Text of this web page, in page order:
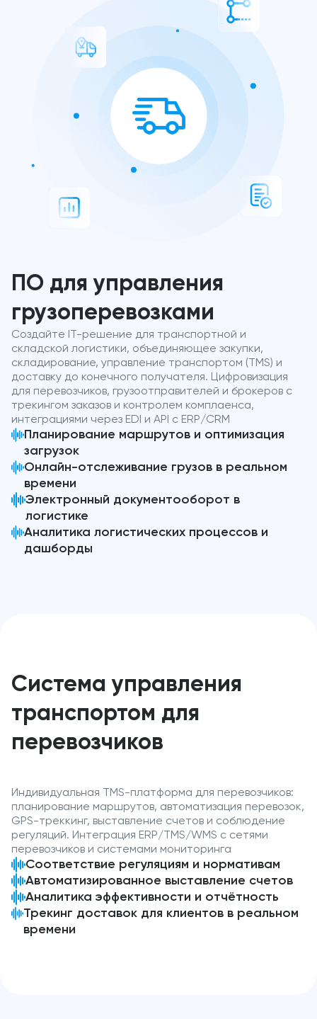
ПО для управления
грузоперевозками
Создайте IT-решение для транспортной и
складской логистики, объединяющее закупки,
складирование, управление транспортом (TMS) и
доставку до конечного получателя. Цифровизация
для перевозчиков, грузоотправителей и брокеров с
трекингом заказов и контролем комплаенса,
интеграциями через EDI и API с ERP/CRM
Планирование маршрутов и оптимизация
загрузок
Онлайн-отслеживание грузов в реальном
времени
Электронный документооборот в
логистике
Аналитика логистических процессов и
дашборды
Система управления
транспортом для
перевозчиков
Индивидуальная TMS-платформа для перевозчиков:
планирование маршрутов, автоматизация перевозок,
GPS-треккинг, выставление счетов и соблюдение
регуляций. Интеграция ERP/TMS/WMS с сетями
перевозчиков и системами мониторинга
Соответствие регуляциям и нормативам
Автоматизированное выставление счетов
Аналитика эффективности и отчётность
Трекинг доставок для клиентов в реальном
времени